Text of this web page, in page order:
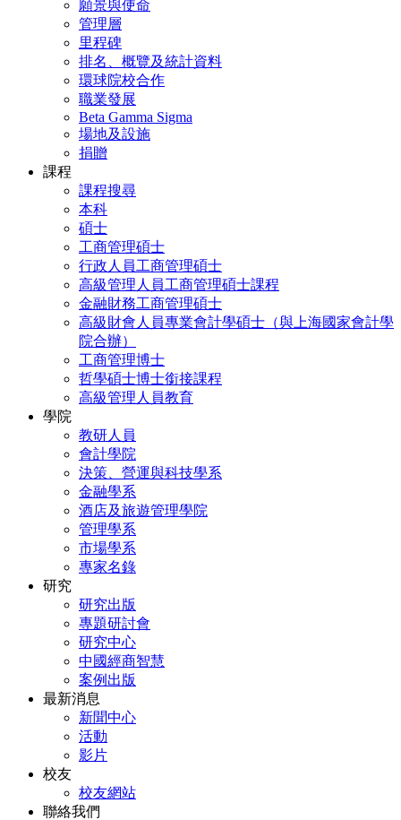
願景與使命
管理層
里程碑
排名、概覽及統計資料
環球院校合作
職業發展
Beta Gamma Sigma
場地及設施
捐贈
課程
課程搜尋
本科
碩士
工商管理碩士
行政人員工商管理碩士
高級管理人員工商管理碩士課程
金融財務工商管理碩士
高級財會人員專業會計學碩士（與上海國家會計學
院合辦）
工商管理博士
哲學碩士博士銜接課程
高級管理人員教育
學院
教研人員
會計學院
決策、營運與科技學系
金融學系
酒店及旅遊管理學院
管理學系
市場學系
專家名錄
研究
研究出版
專題研討會
研究中心
中國經商智慧
案例出版
最新消息
新聞中心
活動
影片
校友
校友網站
聯絡我們